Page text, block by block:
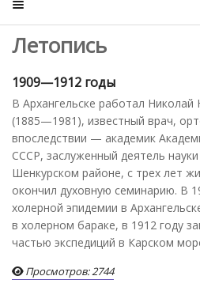
Летопись
1909—1912 годы
В Архангельске работал
(1885—1981), известный врач,
впоследствии — академик
СССР, заслуженный деятель
Шенкурском районе, с трех лет
окончил духовную семинарию. В
холерной эпидемии в
в холерном бараке, в 1912 году
частью экспедиций в Карском
Просмотров: 2744